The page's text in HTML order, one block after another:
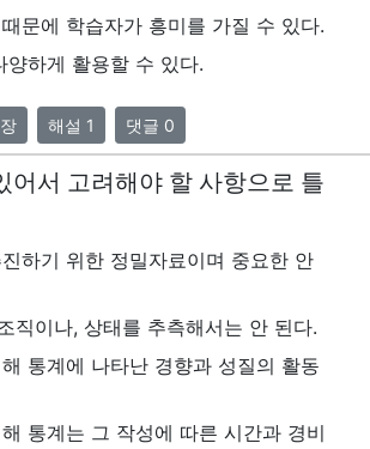
문에 학습자가 흥미를 가질 수 있다.
하게 활용할 수 있다.
해설 1 댓글 0
어서 고려해야 할 사항으로 틀
하기 위한 정밀자료이며 중요한 안
이나, 상태를 추측해서는 안 된다.
통계에 나타난 경향과 성질의 활동
통계는 그 작성에 따른 시간과 경비